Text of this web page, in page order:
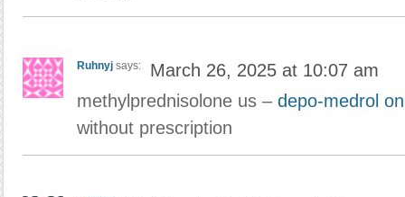
Ruhnyj says:
March 26, 2025 at 10:07 am
methylprednisolone us – depo-medrol
without prescription